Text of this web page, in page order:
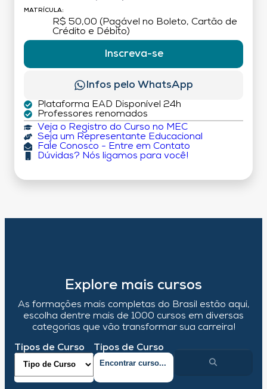
MATRÍCULA:
R$ 50,00 (Pagável no Boleto, Cartão de
Crédito e Débito)
Inscreva-se
Infos pelo WhatsApp
Plataforma EAD Disponível 24h
Professores renomados
Veja o Registro do Curso no MEC
Seja um Representante Educacional
Fale Conosco - Entre em Contato
Dúvidas? Nós ligamos para você!
Explore mais cursos
As formações mais completas do Brasil estão aqui,
escolha dentre mais de 1000 cursos em diversas
categorias que vão transformar sua carreira!
Tipos de Curso Tipos de Curso